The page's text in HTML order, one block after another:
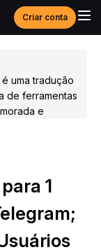
Criar conta
uma tradução
de ferramentas
e
1